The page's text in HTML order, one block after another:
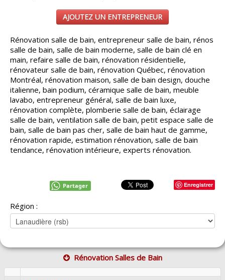
AJOUTEZ UN ENTREPRENEUR
Rénovation salle de bain, entrepreneur salle de bain, rénos
salle de bain, salle de bain moderne, salle de bain clé en
main, refaire salle de bain, rénovation résidentielle,
rénovateur salle de bain, rénovation Québec, rénovation
Montréal, rénovation maison, salle de bain design, douche
italienne, bain podium, céramique salle de bain, meuble
lavabo, entrepreneur général, salle de bain luxe,
rénovation complète, plomberie salle de bain, éclairage
salle de bain, ventilation salle de bain, petit espace salle de
bain, salle de bain pas cher, salle de bain haut de gamme,
rénovation rapide, estimation rénovation, salle de bain
tendance, rénovation intérieure, experts rénovation.
Enregistrer
Partager
Région :
Rénovation Salles de Bain